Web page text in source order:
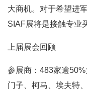
大商机。对于希望进
SIAF展将是接触专业
上届展会回顾
参展商：483家逾
门子、柯马、埃夫特